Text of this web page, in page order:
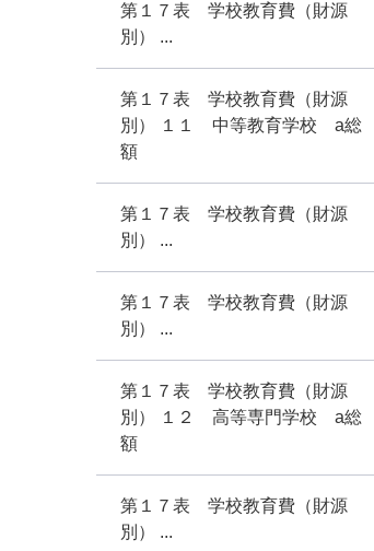
第１７表 学校教育費（財源
別） ...
第１７表 学校教育費（財源
別） １１ 中等教育学校 a総
額
第１７表 学校教育費（財源
別） ...
第１７表 学校教育費（財源
別） ...
第１７表 学校教育費（財源
別） １２ 高等専門学校 a総
額
第１７表 学校教育費（財源
別） ...